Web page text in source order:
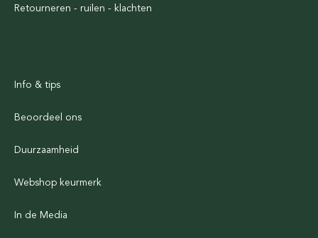
Retourneren - ruilen - klachten
Info & tips
Beoordeel ons
Duurzaamheid
Webshop keurmerk
In de Media